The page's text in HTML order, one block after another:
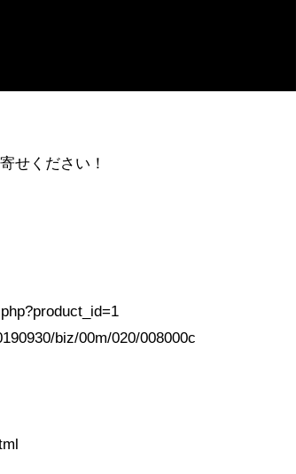
せください！
biz/00m/020/008000c